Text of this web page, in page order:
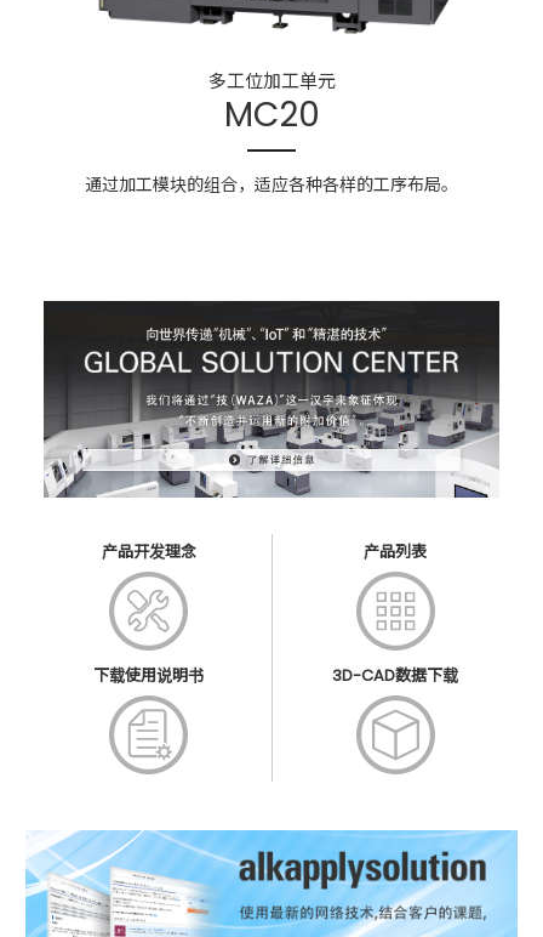
多工位加工单元
MC20
通过加工模块的组合， 适应各种各样的工序布局。
产品开发理念 产品列表
下载使用说明书 3D-CAD数据下载